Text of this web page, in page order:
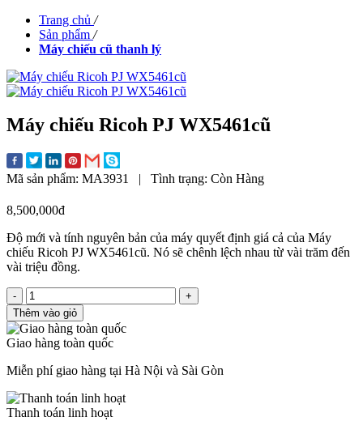
Trang chủ /
Sản phẩm /
Máy chiếu cũ thanh lý
Máy chiếu Ricoh PJ WX5461cũ
Mã sản phẩm: MA3931 | Tình trạng: Còn Hàng
8,500,000đ
Độ mới và tính nguyên bản của máy quyết định giá cả của Máy
chiếu Ricoh PJ WX5461cũ. Nó sẽ chênh lệch nhau từ vài trăm đến
vài triệu đồng.
-
+
Thêm vào giỏ
Giao hàng toàn quốc
Miễn phí giao hàng tại Hà Nội và Sài Gòn
Thanh toán linh hoạt